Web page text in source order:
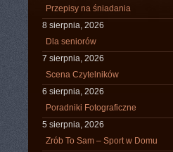
Przepisy na śniadania
8 sierpnia, 2026
Dla seniorów
7 sierpnia, 2026
Scena Czytelników
6 sierpnia, 2026
Poradniki Fotograficzne
5 sierpnia, 2026
Zrób To Sam – Sport w Domu